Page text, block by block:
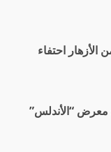
الأزهار احتفاء
معرض “الأندلس”